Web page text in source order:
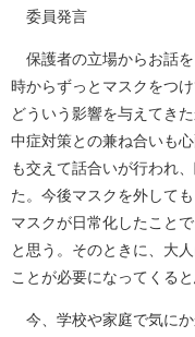
委員発言
保護者の立場からお話
時からずっとマスクをつ
どういう影響を与えてき
中症対策との兼ね合いも
も交えて話合いが行われ
た。今後マスクを外して
マスクが日常化したこと
と思う。そのときに、大
ことが必要になってくると
今、学校や家庭で気に